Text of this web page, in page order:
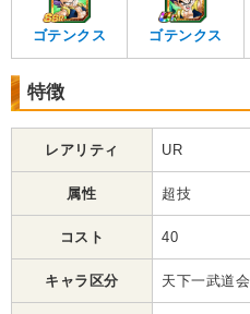
ゴテンクス ゴテンクス
特徴
レアリティ UR
属性 超技
コスト 40
キャラ区分 天下一武道会